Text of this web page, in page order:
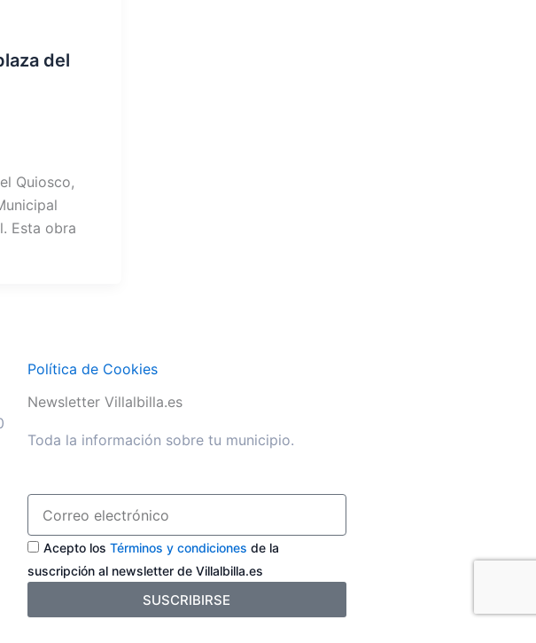
del
Quiosco,
Esta obra
Política de Cookies
Newsletter Villalbilla.es
Toda la información sobre tu municipio.
Acepto los Términos y condiciones de la
suscripción al newsletter de Villalbilla.es
SUSCRIBIRSE